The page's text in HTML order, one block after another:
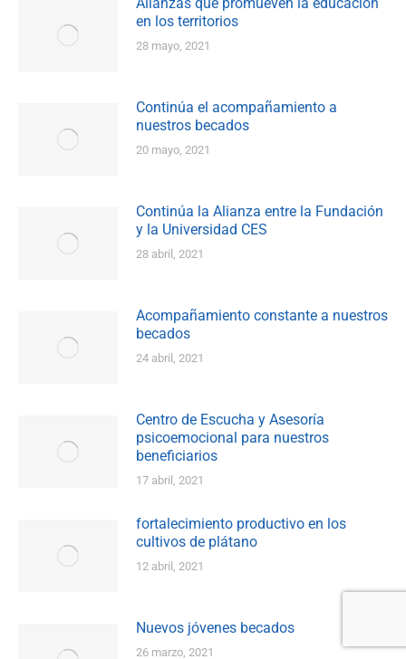
en los territorios
28 mayo, 2021
Continúa el acompañamiento a
nuestros becados
20 mayo, 2021
Continúa la Alianza entre la Fundación
y la Universidad CES
28 abril, 2021
Acompañamiento constante a nuestros
becados
24 abril, 2021
Centro de Escucha y Asesoría
psicoemocional para nuestros
beneficiarios
17 abril, 2021
fortalecimiento productivo en los
cultivos de plátano
12 abril, 2021
Nuevos jóvenes becados
26 marzo, 2021